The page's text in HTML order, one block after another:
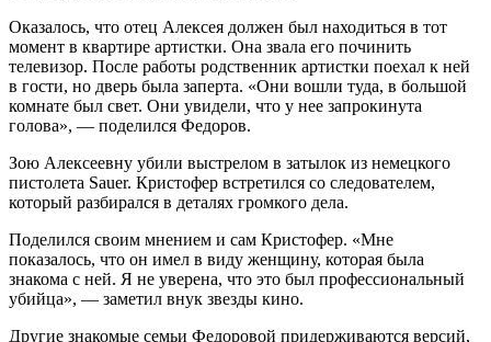
Оказалось, что отец Алексея должен был находиться в тот
момент в квартире артистки. Она звала его починить
телевизор. После работы родственник артистки поехал к ней
в гости, но дверь была заперта. «Они вошли туда, в большой
комнате был свет. Они увидели, что у нее запрокинута
голова», — поделился Федоров.
Зою Алексеевну убили выстрелом в затылок из немецкого
пистолета Sauer. Кристофер встретился со следователем,
который разбирался в деталях громкого дела.
Поделился своим мнением и сам Кристофер. «Мне
показалось, что он имел в виду женщину, которая была
знакома с ней. Я не уверена, что это был профессиональный
убийца», — заметил внук звезды кино.
Другие знакомые семьи Федоровой придерживаются версий,